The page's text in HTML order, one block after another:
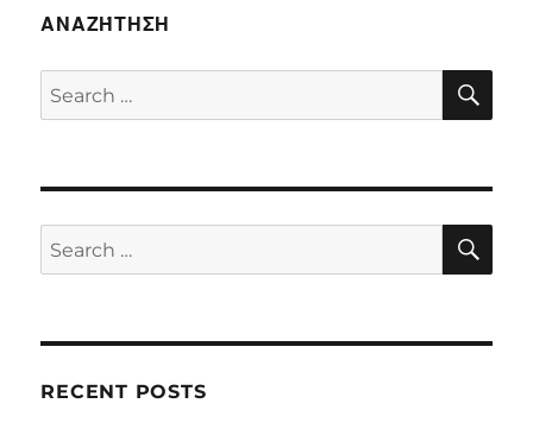
ΑΝΑΖΉΤΗΣΗ
Search
for:
Search
for:
RECENT POSTS